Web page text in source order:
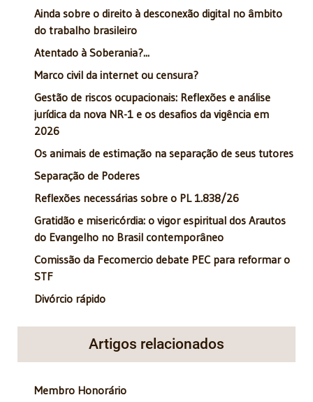
Ainda sobre o direito à desconexão digital no âmbito
do trabalho brasileiro
Atentado à Soberania?...
Marco civil da internet ou censura?
Gestão de riscos ocupacionais: Reflexões e análise
jurídica da nova NR-1 e os desafios da vigência em
2026
Os animais de estimação na separação de seus tutores
Separação de Poderes
Reflexões necessárias sobre o PL 1.838/26
Gratidão e misericórdia: o vigor espiritual dos Arautos
do Evangelho no Brasil contemporâneo
Comissão da Fecomercio debate PEC para reformar o
STF
Divórcio rápido
Artigos relacionados
Membro Honorário